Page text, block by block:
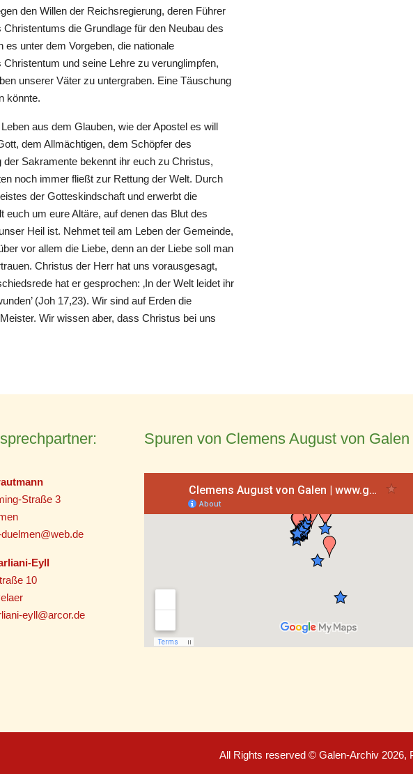
den Willen der Reichsregierung, deren Führer
die Grundlage für den Neubau des
unter dem Vorgeben, die nationale
und seine Lehre zu verunglimpfen,
unserer Väter zu untergraben. Eine Täuschung
könnte.
aus dem Glauben, wie der Apostel es will
dem Allmächtigen, dem Schöpfer des
Sakramente bekennt ihr euch zu Christus,
noch immer fließt zur Rettung der Welt. Durch
der Gotteskindschaft und erwerbt die
um eure Altäre, auf denen das Blut des
Heil ist. Nehmet teil am Leben der Gemeinde,
vor allem die Liebe, denn an der Liebe soll man
Christus der Herr hat uns vorausgesagt,
hat er gesprochen: ‚In der Welt leidet ihr
(Joh 17,23). Wir sind auf Erden die
Wir wissen aber, dass Christus bei uns
Straße 3
Eyll
10
eyll@arcor.de
Spuren von Clemens August von Galen
All Rights reserved © Galen-Archiv 2026,